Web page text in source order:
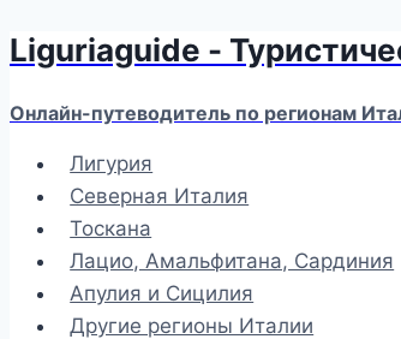
Перейти
содержимому
Liguriaguide -
Онлайн-путеводитель по регионам
Лигурия
Северная Италия
Тоскана
Лацио, Амальфитана, Сардиния
Апулия и Сицилия
Другие регионы Италии